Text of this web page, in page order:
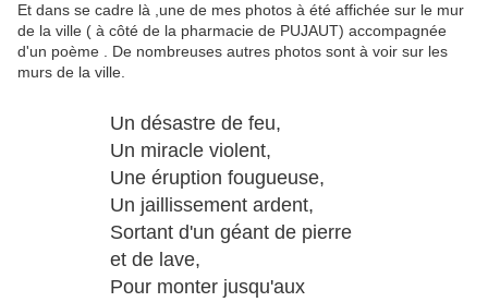
Et dans se cadre là ,une de mes photos à été affichée sur le mur
de la ville ( à côté de la pharmacie de PUJAUT) accompagnée
d'un poème . De nombreuses autres photos sont à voir sur les
murs de la ville.
Un désastre de feu,
Un miracle violent,
Une éruption fougueuse,
Un jaillissement ardent,
Sortant d'un géant de pierre
et de lave,
Pour monter jusqu'aux